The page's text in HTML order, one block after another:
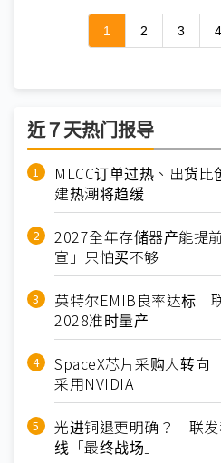
1 2 3 4
近７天热门报导
MLCC订单过热、出货
建热潮将趋缓
2027全年存储器产能提
宣」只怕买不够
英特尔EMIB良率达标
2028准时量产
SpaceX芯片采购大转
采用NVIDIA
光进铜退更明确？ 联发
线「最终战场」